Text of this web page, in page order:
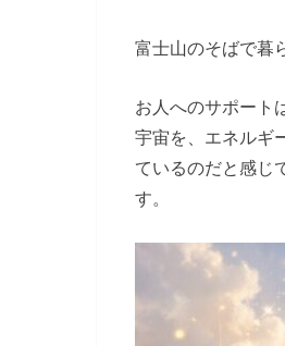
富士山のそばで暮
お人へのサポート
宇宙を、エネルギ
ているのだと感じ
す。